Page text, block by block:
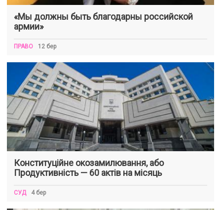
«Мы должны быть благодарны российской
армии»
ПРАВО 12 бер
Конституційне окозамилювання, або
Продуктивність — 60 актів на місяць
СУД 4 бер